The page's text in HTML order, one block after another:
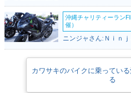
沖縄チャリティーラン
催）
ニンジャさん:Ｎｉｎ
カワサキのバイクに乗ってい
る